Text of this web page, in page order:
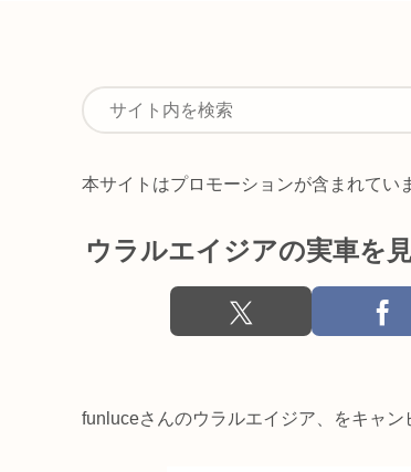
本サイトはプロモーションが含まれてい
ウラルエイジアの実車を
funluceさんのウラルエイジア、をキャン